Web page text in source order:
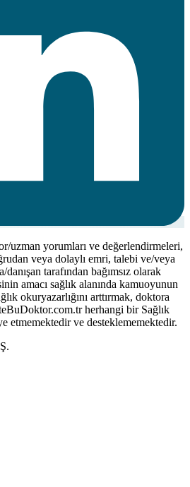
uzman yorumları ve değerlendirmeleri,
veya dolaylı emri, talebi ve/veya
danışan tarafından bağımsız olarak
amacı sağlık alanında kamuoyunun
okuryazarlığını arttırmak, doktora
herhangi bir Sağlık
etmemektedir ve desteklememektedir.